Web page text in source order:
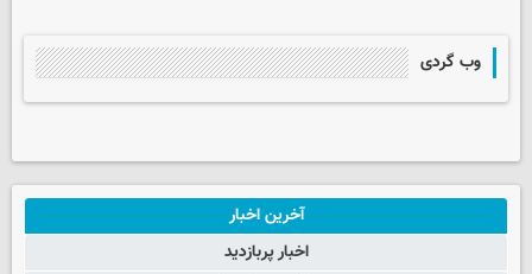
وب گردی
آخرین اخبار
اخبار پربازدید